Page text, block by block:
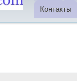
Контакты